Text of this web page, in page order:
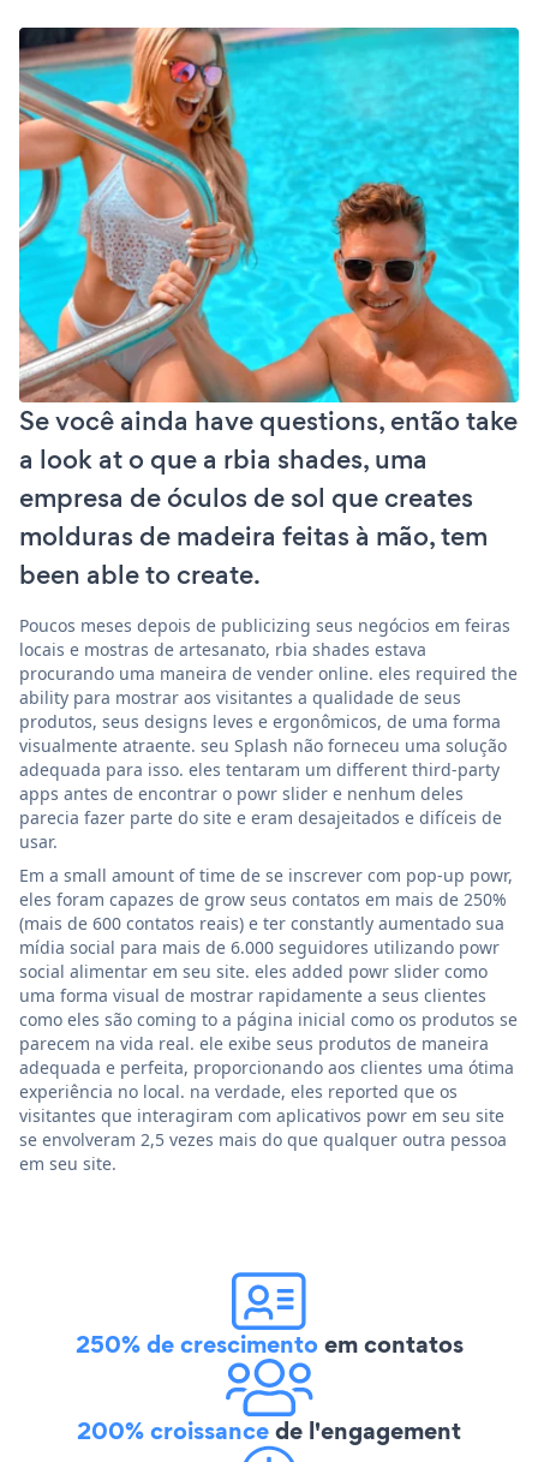
Se você ainda have questions, então take
a look at o que a rbia shades, uma
empresa de óculos de sol que creates
molduras de madeira feitas à mão, tem
been able to create.
Poucos meses depois de publicizing seus negócios em feiras
locais e mostras de artesanato, rbia shades estava
procurando uma maneira de vender online. eles required the
ability para mostrar aos visitantes a qualidade de seus
produtos, seus designs leves e ergonômicos, de uma forma
visualmente atraente. seu Splash não forneceu uma solução
adequada para isso. eles tentaram um different third-party
apps antes de encontrar o powr slider e nenhum deles
parecia fazer parte do site e eram desajeitados e difíceis de
usar.
Em a small amount of time de se inscrever com pop-up powr,
eles foram capazes de grow seus contatos em mais de 250%
(mais de 600 contatos reais) e ter constantly aumentado sua
mídia social para mais de 6.000 seguidores utilizando powr
social alimentar em seu site. eles added powr slider como
uma forma visual de mostrar rapidamente a seus clientes
como eles são coming to a página inicial como os produtos se
parecem na vida real. ele exibe seus produtos de maneira
adequada e perfeita, proporcionando aos clientes uma ótima
experiência no local. na verdade, eles reported que os
visitantes que interagiram com aplicativos powr em seu site
se envolveram 2,5 vezes mais do que qualquer outra pessoa
em seu site.
250% de crescimentoem contatos
200% croissancede l'engagement